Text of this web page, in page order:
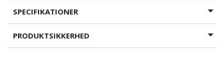
SPECIFIKATIONER
PRODUKTSIKKERHED